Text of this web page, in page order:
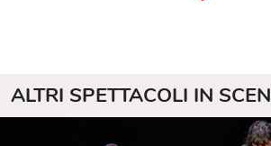
tema dell’identità: cosa ci
Quante volte indossiamo,
ALTRI SPETTACOLI IN